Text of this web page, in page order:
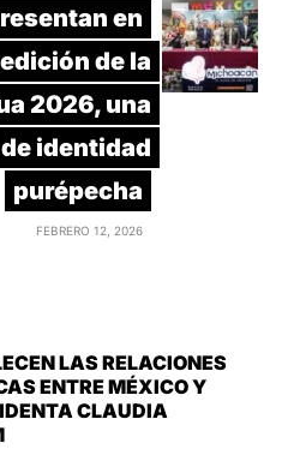
en
de la
2026, una
identidad
purépecha
FEBRERO 12, 2026
LAS RELACIONES
ENTRE MÉXICO Y
CLAUDIA